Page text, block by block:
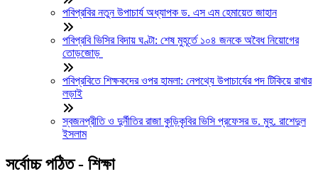
পবিপ্রবির নতুন উপাচার্য অধ্যাপক ড. এস এম হেমায়েত জাহান
পবিপ্রবি ভিসির বিদায় ঘণ্টা: শেষ মুহূর্তে ১০৪ জনকে অবৈধ নিয়োগের
তোড়জোড়
পবিপ্রবিতে শিক্ষকদের ওপর হামলা: নেপথ্যে উপাচার্যের পদ টিকিয়ে রাখার
লড়াই
স্বজনপ্রীতি ও দুর্নীতির রাজা কুড়িকৃবির ভিসি প্রফেসর ড. মুহ. রাশেদুল
ইসলাম
সর্বোচ্চ পঠিত - শিক্ষা